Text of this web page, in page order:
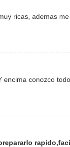
ricas, ademas
encima conozco